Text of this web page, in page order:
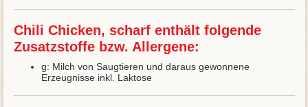
Chili Chicken, scharf enthält folgende
Zusatzstoffe bzw. Allergene:
g: Milch von Saugtieren und daraus gewonnene
Erzeugnisse inkl. Laktose